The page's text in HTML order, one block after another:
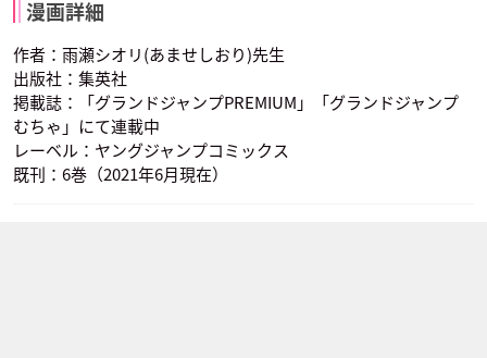
漫画詳細
作者：雨瀬シオリ(あませしおり)先生
出版社：集英社
掲載誌：「グランドジャンプPREMIUM」「グランドジャンプ
むちゃ」にて連載中
レーベル：ヤングジャンプコミックス
既刊：6巻（2021年6月現在）